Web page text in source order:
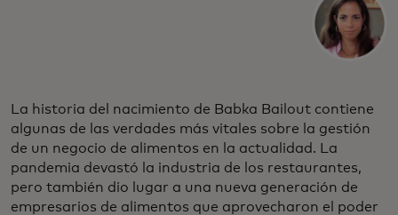
La historia del nacimiento de Babka Bailout contiene
algunas de las verdades más vitales sobre la gestión
de un negocio de alimentos en la actualidad. La
pandemia devastó la industria de los restaurantes,
pero también dio lugar a una nueva generación de
empresarios de alimentos que aprovecharon el poder